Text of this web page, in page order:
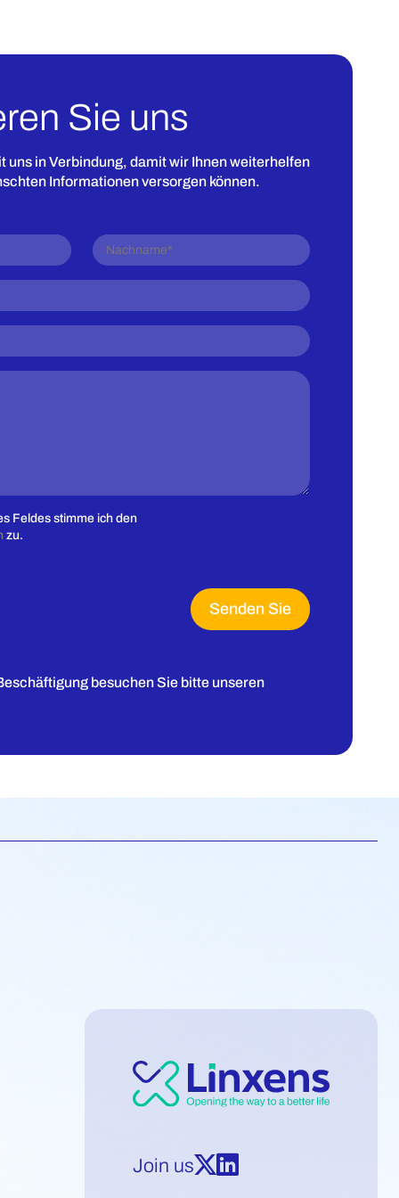
Sie uns
uns in Verbindung, damit wir Ihnen weiterhelfen
Informationen versorgen können.
Feldes stimme ich den
zu.
Senden Sie
besuchen Sie bitte unseren
Join us